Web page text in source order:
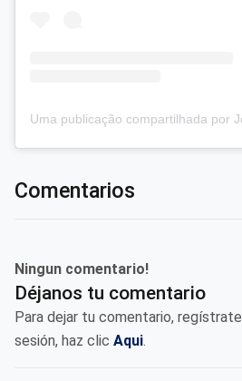
Comentarios
Ningun comentario!
Déjanos tu comentario
Para dejar tu comentario, regístrate
sesión, haz clic Aqui.